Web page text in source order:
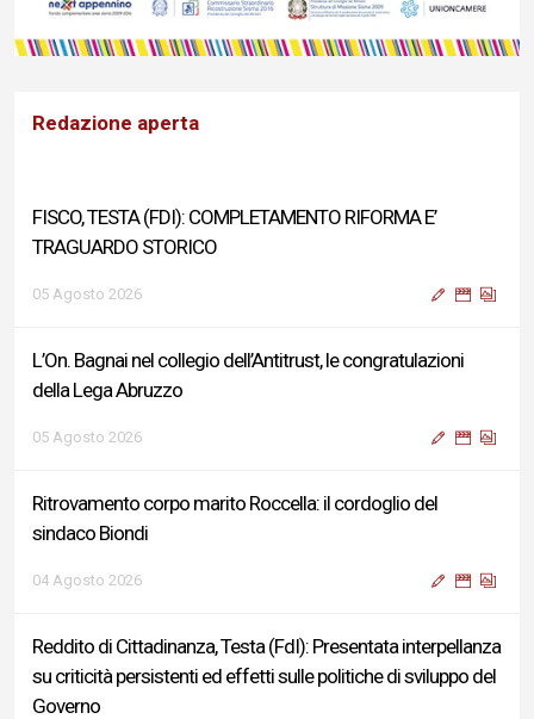
Redazione aperta
FISCO, TESTA (FDI): COMPLETAMENTO RIFORMA E’
TRAGUARDO STORICO
05 Agosto 2026
L’On. Bagnai nel collegio dell’Antitrust, le congratulazioni
della Lega Abruzzo
05 Agosto 2026
Ritrovamento corpo marito Roccella: il cordoglio del
sindaco Biondi
04 Agosto 2026
Reddito di Cittadinanza, Testa (FdI): Presentata interpellanza
su criticità persistenti ed effetti sulle politiche di sviluppo del
Governo